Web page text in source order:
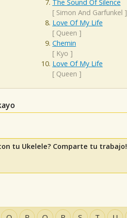
The Sound Of Silence
[ Simon And Garfunkel ]
Love Of My Life
[ Queen ]
Chemin
[ Kyo ]
Love Of My Life
[ Queen ]
tu Ukelele? Comparte tu trabajo!